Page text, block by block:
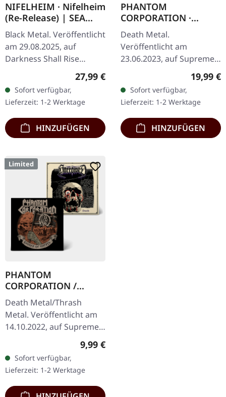
NIFELHEIM · Nifelheim
(Re-Release) | SEA
BLUE/BLACK LP
Black Metal. Veröffentlicht
am 29.08.2025, auf
Darkness Shall Rise
Productions. Zweite
Auflage. Transparent
Meerblau/Schwarz
marmoriertes Vinyl mit…
Regulärer Preis:
27,99 €
Sofort verfügbar,
Lieferzeit: 1-2 Werktage
HINZUFÜGEN
PHANTOM
CORPORATION ·
Fallout | BLACK LP
Death Metal.
Veröffentlicht am
23.06.2023, auf Supreme
Schwarzes Vinyl mit
Insert, limitiert auf 300
handnummerierte
Exemplare. Vinyl…
19,99 €
Sofort verfügbar,
Lieferzeit: 1-2 Werktage
HINZUFÜGEN
Limited
PHANTOM
CORPORATION /
HARROWED · Split |
DIGIPAK CD
Death Metal/Thrash
Metal. Veröffentlicht am
14.10.2022, auf Supreme
Chaos Records. Wende-
DigiPak mit je einer Band
auf einer Seite und 8-
seitigem…
Regulärer Preis:
9,99 €
Sofort verfügbar,
Lieferzeit: 1-2 Werktage